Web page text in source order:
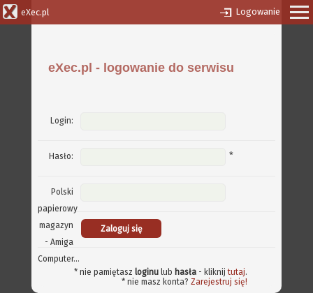
eXec.pl Logowanie
eXec.pl - logowanie do serwisu
Login:
Hasło: *
Polski
papierowy
magazyn
- Amiga
Computer...
* nie pamiętasz loginu lub hasła - kliknijtutaj.
* nie masz konta? Zarejestruj się!